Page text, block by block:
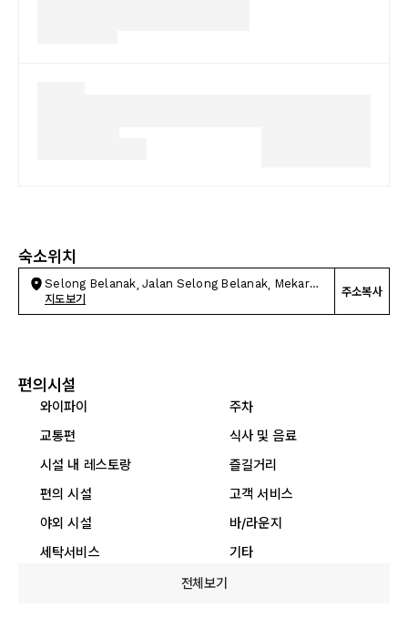
숙소위치
Selong Belanak, Jalan Selong Belanak, Mekar
Sari
지도보기
주소복사
편의시설
와이파이
주차
교통편
식사 및 음료
시설 내 레스토랑
즐길거리
편의 시설
고객 서비스
야외 시설
바/라운지
세탁서비스
기타
전체보기